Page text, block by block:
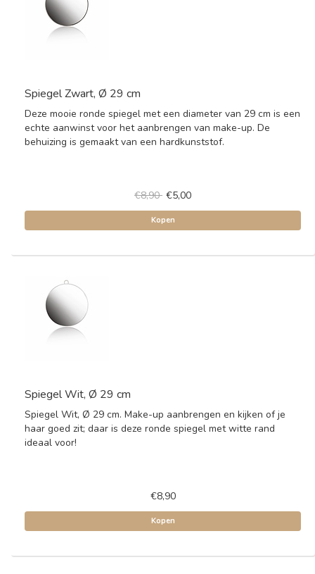
Spiegel Zwart, Ø 29 cm
Deze mooie ronde spiegel met een diameter van 29 cm is een
echte aanwinst voor het aanbrengen van make-up. De
behuizing is gemaakt van een hardkunststof.
€8,90 €5,00
Kopen
Spiegel Wit, Ø 29 cm
Spiegel Wit, Ø 29 cm. Make-up aanbrengen en kijken of je
haar goed zit; daar is deze ronde spiegel met witte rand
ideaal voor!
€8,90
Kopen